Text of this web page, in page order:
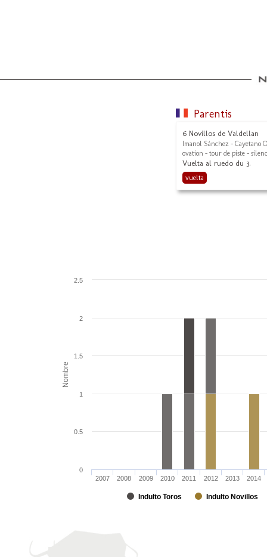
Parentis
6 Novillos de Valdellan
Imanol Sánchez -
ovation - tour de piste -
Vuelta al ruedo du 3.
vuelta
Nombre
Indulto Toros Indulto Novillos
2007 2008 2009 2010 2011 2012 2013 2014
0
0.5
1
1.5
2
2.5